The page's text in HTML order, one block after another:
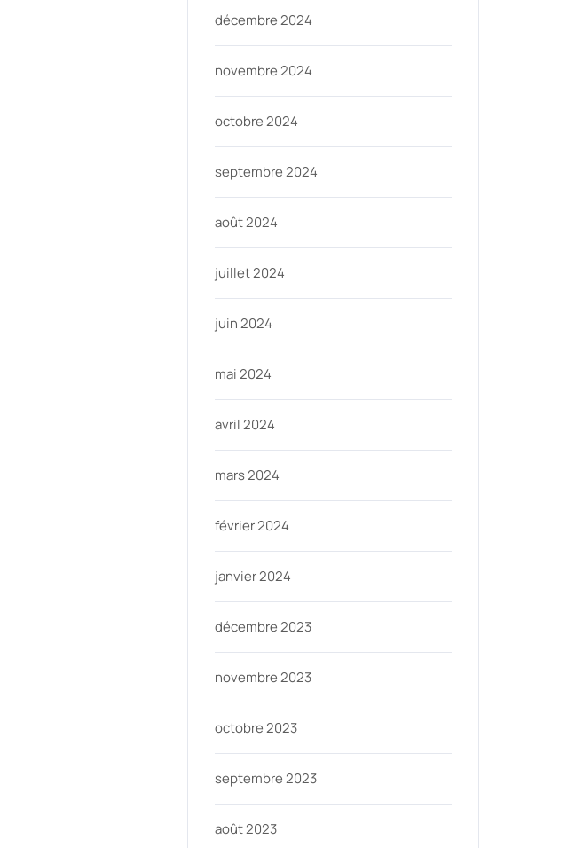
décembre 2024
novembre 2024
octobre 2024
septembre 2024
août 2024
juillet 2024
juin 2024
mai 2024
avril 2024
mars 2024
février 2024
janvier 2024
décembre 2023
novembre 2023
octobre 2023
septembre 2023
août 2023